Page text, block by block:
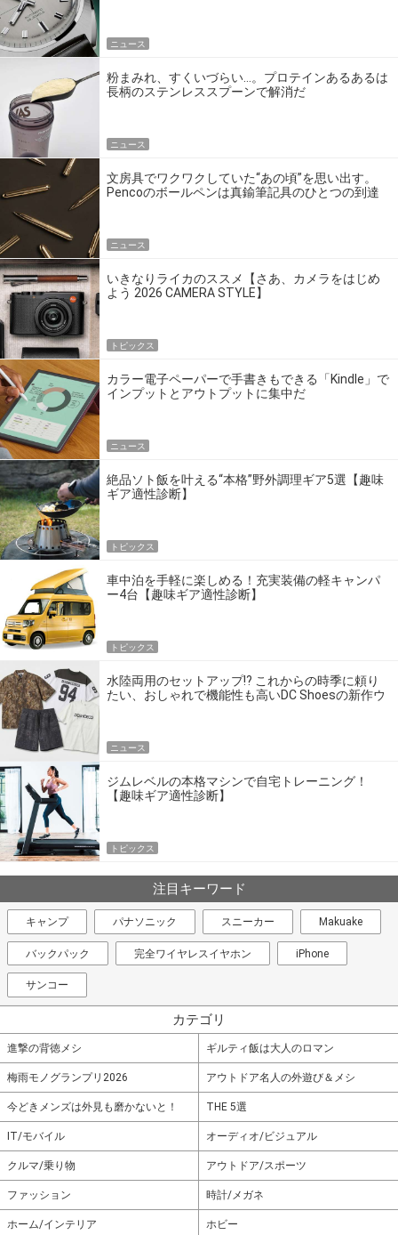
ニュース
粉まみれ、すくいづらい…。プロテインあるあるは
長柄のステンレススプーンで解消だ
ニュース
文房具でワクワクしていた“あの頃”を思い出す。
Pencoのボールペンは真鍮筆記具のひとつの到達
ニュース
いきなりライカのススメ【さあ、カメラをはじめ
よう 2026 CAMERA STYLE】
トピックス
カラー電子ペーパーで手書きもできる「Kindle」で
インプットとアウトプットに集中だ
ニュース
絶品ソト飯を叶える“本格”野外調理ギア5選【趣味
ギア適性診断】
トピックス
車中泊を手軽に楽しめる！充実装備の軽キャンパ
ー4台【趣味ギア適性診断】
トピックス
水陸両用のセットアップ!? これからの時季に頼り
たい、おしゃれで機能性も高いDC Shoesの新作ウ
ニュース
ジムレベルの本格マシンで自宅トレーニング！
【趣味ギア適性診断】
トピックス
注目キーワード
キャンプ パナソニック スニーカー Makuake
バックパック 完全ワイヤレスイヤホン iPhone
サンコー
カテゴリ
進撃の背徳メシ ギルティ飯は大人のロマン
梅雨モノグランプリ2026 アウトドア名人の外遊び＆メシ
今どきメンズは外見も磨かないと！ THE 5選
IT/モバイル オーディオ/ビジュアル
クルマ/乗り物 アウトドア/スポーツ
ファッション 時計/メガネ
ホーム/インテリア ホビー